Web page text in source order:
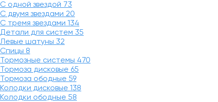
С одной звездой 73
С двумя звездами 20
С тремя звездами 134
Детали для систем 35
Левые шатуны 32
Спицы 8
Тормозные системы 470
Тормоза дисковые 65
Тормоза ободные 59
Колодки дисковые 138
Колодки ободные 58